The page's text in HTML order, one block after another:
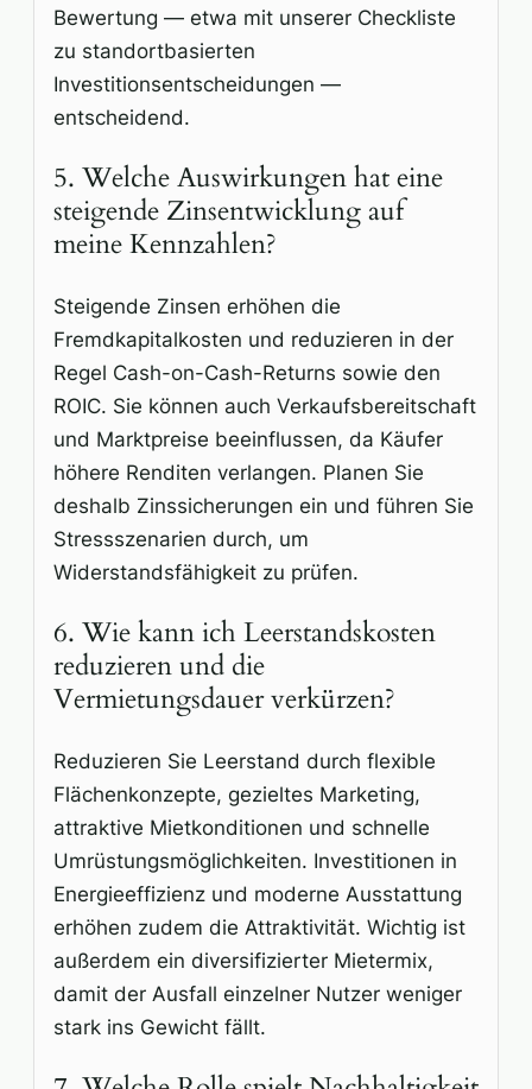
Bewertung — etwa mit unserer Checkliste
zu standortbasierten
Investitionsentscheidungen —
entscheidend.
5. Welche Auswirkungen hat eine
steigende Zinsentwicklung auf
meine Kennzahlen?
Steigende Zinsen erhöhen die
Fremdkapitalkosten und reduzieren in der
Regel Cash-on-Cash-Returns sowie den
ROIC. Sie können auch Verkaufsbereitschaft
und Marktpreise beeinflussen, da Käufer
höhere Renditen verlangen. Planen Sie
deshalb Zinssicherungen ein und führen Sie
Stressszenarien durch, um
Widerstandsfähigkeit zu prüfen.
6. Wie kann ich Leerstandskosten
reduzieren und die
Vermietungsdauer verkürzen?
Reduzieren Sie Leerstand durch flexible
Flächenkonzepte, gezieltes Marketing,
attraktive Mietkonditionen und schnelle
Umrüstungsmöglichkeiten. Investitionen in
Energieeffizienz und moderne Ausstattung
erhöhen zudem die Attraktivität. Wichtig ist
außerdem ein diversifizierter Mietermix,
damit der Ausfall einzelner Nutzer weniger
stark ins Gewicht fällt.